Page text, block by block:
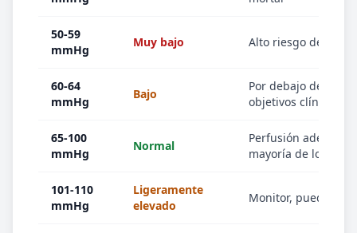
50-59
mmHg
Muy bajo Alto riesgo de daño
60-64
mmHg
Bajo
Por debajo de la
objetivos clínicos
65-100
mmHg
Normal
Perfusión
mayoría de los
101-110
mmHg
Ligeramente
elevado
Monitor, puede ser